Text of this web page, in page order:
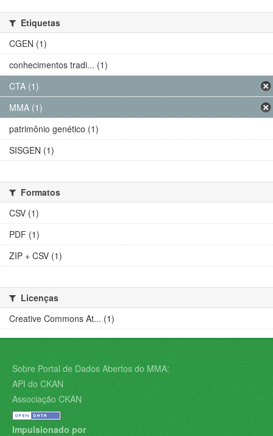
Etiquetas
CGEN (1)
conhecimentos tradi... (1)
CTA (1)
MMA (1)
patrimônio genético (1)
SISGEN (1)
Formatos
CSV (1)
PDF (1)
ZIP + CSV (1)
Licenças
Creative Commons At... (1)
Sobre Portal de Dados Abertos do MMA:
API do CKAN
Associação CKAN
Impulsionado por